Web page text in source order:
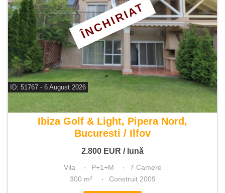
ID: 51767 - 6 August 2026
De inchiriat vila 7 camere
Ibiza Golf & Light, Pipera Nord,
Bucuresti / Ilfov
2.800 EUR / lună
ÎNCHIRIAT
Vila P+1+M
7 Camere
300 m²
Construit 2009